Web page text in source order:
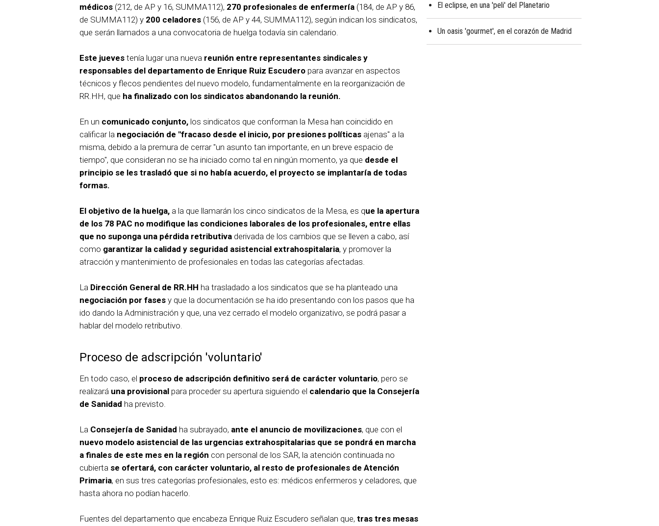
médicos (212, de AP y 16, SUMMA112), 270 profesionales de enfermería (184, de AP y 86,
de SUMMA112) y 200 celadores (156, de AP y 44, SUMMA112), según indican los sindicatos,
que serán llamados a una convocatoria de huelga todavía sin calendario.
Este jueves tenía lugar una nueva reunión entre representantes sindicales y
responsables del departamento de Enrique Ruiz Escudero para avanzar en aspectos
técnicos y flecos pendientes del nuevo modelo, fundamentalmente en la reorganización de
RR.HH, que ha finalizado con los sindicatos abandonando la reunión.
En un comunicado conjunto, los sindicatos que conforman la Mesa han coincidido en
calificar la negociación de "fracaso desde el inicio, por presiones políticas ajenas" a la
misma, debido a la premura de cerrar "un asunto tan importante, en un breve espacio de
tiempo", que consideran no se ha iniciado como tal en ningún momento, ya que desde el
principio se les trasladó que si no había acuerdo, el proyecto se implantaría de todas
formas.
El objetivo de la huelga, a la que llamarán los cinco sindicatos de la Mesa, es que la apertura
de los 78 PAC no modifique las condiciones laborales de los profesionales, entre ellas
que no suponga una pérdida retributiva derivada de los cambios que se lleven a cabo, así
como garantizar la calidad y seguridad asistencial extrahospitalaria, y promover la
atracción y mantenimiento de profesionales en todas las categorías afectadas.
La Dirección General de RR.HH ha trasladado a los sindicatos que se ha planteado una
negociación por fases y que la documentación se ha ido presentando con los pasos que ha
ido dando la Administración y que, una vez cerrado el modelo organizativo, se podrá pasar a
hablar del modelo retributivo.
Proceso de adscripción 'voluntario'
En todo caso, el proceso de adscripción definitivo será de carácter voluntario, pero se
realizará una provisional para proceder su apertura siguiendo el calendario que la Consejería
de Sanidad ha previsto.
La Consejería de Sanidad ha subrayado, ante el anuncio de movilizaciones, que con el
nuevo modelo asistencial de las urgencias extrahospitalarias que se pondrá en marcha
a finales de este mes en la región con personal de los SAR, la atención continuada no
cubierta se ofertará, con carácter voluntario, al resto de profesionales de Atención
Primaria, en sus tres categorías profesionales, esto es: médicos enfermeros y celadores, que
hasta ahora no podían hacerlo.
Fuentes del departamento que encabeza Enrique Ruiz Escudero señalan que, tras tres mesas
El eclipse, en una 'peli' del Planetario
Un oasis 'gourmet', en el corazón de Madrid